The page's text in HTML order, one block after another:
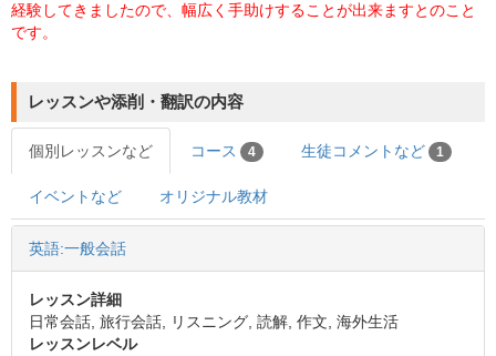
経験してきましたので、幅広く手助けすることが出来ますとのこと
です。
レッスンや添削・翻訳の内容
個別レッスンなど コース 4 生徒コメントなど 1
イベントなど オリジナル教材
英語:一般会話
レッスン詳細
日常会話, 旅行会話, リスニング, 読解, 作文, 海外生活
レッスンレベル